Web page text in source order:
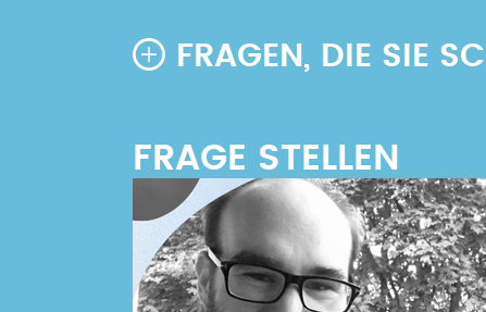
FRAGEN, DIE SIE